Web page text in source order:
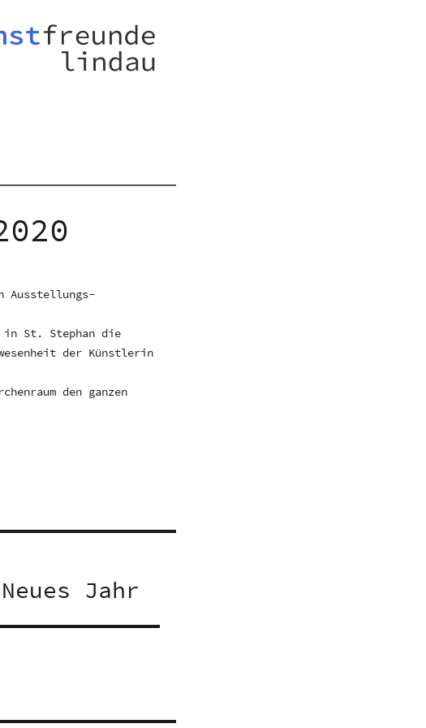
Ausstellungs-
in St. Stephan die
der Künstlerin
den ganzen
Jahr